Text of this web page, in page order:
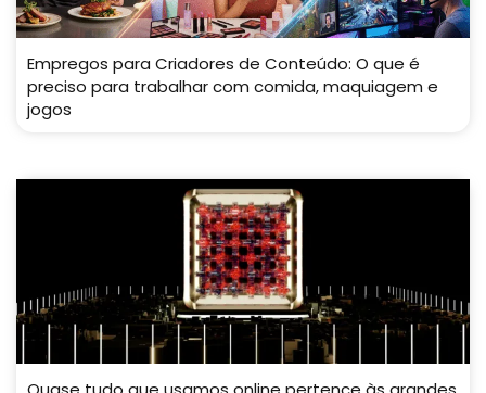
Empregos para Criadores de Conteúdo: O que é
preciso para trabalhar com comida, maquiagem e
jogos